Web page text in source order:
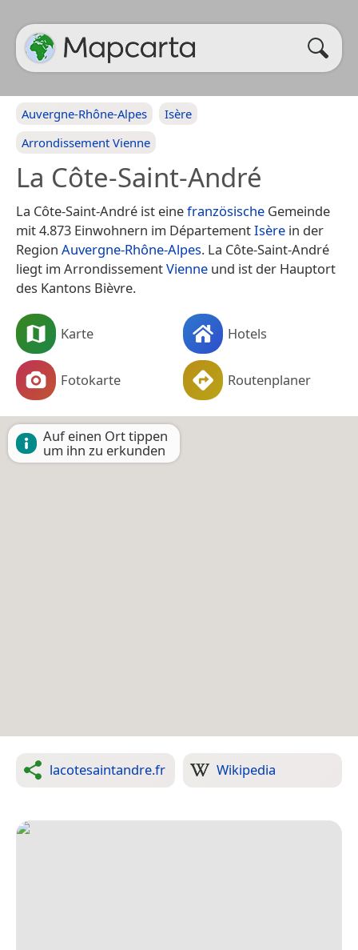
Auvergne-Rhône-Alpes
Isère
Arrondissement Vienne
La Côte-Saint-André
La Côte-Saint-André ist einefranzösische Gemeinde
mit 4.873 Einwohnern im DépartementIsère in der
Region Auvergne-Rhône-Alpes. La Côte-Saint-André
liegt im ArrondissementVienne und ist der Hauptort
des Kantons Bièvre.
Karte Hotels
Fotokarte Routenplaner
Auf einen Ort tippen
um ihn zu erkunden
lacotesaintandre.fr Wikipedia